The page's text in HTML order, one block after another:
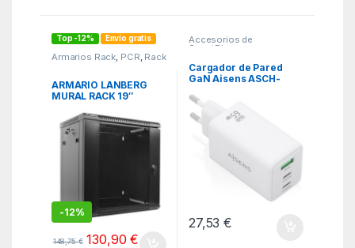
Top -12% Envío gratis
Armarios Rack, PCR, Rack
ARMARIO LANBERG
MURAL RACK 19″
PACK V2 NEGRO
-12%
148,75€ 130,90€
Accesorios de
SmartPhones
+60W,KSA
Cargador de Pared
GaN Aisens ASCH-
Tipo-C/ 1xUSB/ 65W/
Blanco
27,53€